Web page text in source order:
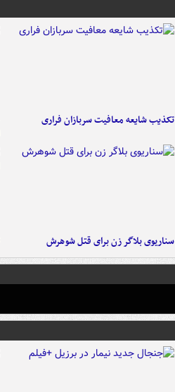
تکذیب شایعه معافیت سربازان فراری
سناریوی بلاگر زن برای قتل شوهرش